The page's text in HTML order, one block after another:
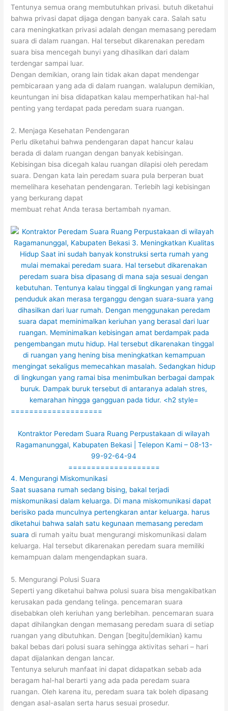
Tentunya semua orang membutuhkan privasi. butuh diketahui
bahwa privasi dapat dijaga dengan banyak cara. Salah satu
cara meningkatkan privasi adalah dengan memasang peredam
suara di dalam ruangan. Hal tersebut dikarenakan peredam
suara bisa mencegah bunyi yang dihasilkan dari dalam
terdengar sampai luar.
Dengan demikian, orang lain tidak akan dapat mendengar
pembicaraan yang ada di dalam ruangan. walalupun demikian,
keuntungan ini bisa didapatkan kalau memperhatikan hal-hal
penting yang terdapat pada peredam suara ruangan.
2. Menjaga Kesehatan Pendengaran
Perlu diketahui bahwa pendengaran dapat hancur kalau
berada di dalam ruangan dengan banyak kebisingan.
Kebisingan bisa dicegah kalau ruangan dilapisi oleh peredam
suara. Dengan kata lain peredam suara pula berperan buat
memelihara kesehatan pendengaran. Terlebih lagi kebisingan
yang berkurang dapat
membuat rehat Anda terasa bertambah nyaman.
====================
Kontraktor Peredam Suara Ruang Perpustakaan di wilayah
Ragamanunggal, Kabupaten Bekasi | Telepon Kami – 08-13-
99-92-64-94
====================
4. Mengurangi Miskomunikasi
Saat suasana rumah sedang bising, bakal terjadi
miskomunikasi dalam keluarga. Di mana miskomunikasi dapat
berisiko pada munculnya pertengkaran antar keluarga. harus
diketahui bahwa salah satu kegunaan memasang peredam
suara di rumah yaitu buat mengurangi miskomunikasi dalam
keluarga. Hal tersebut dikarenakan peredam suara memiliki
kemampuan dalam mengendapkan suara.
5. Mengurangi Polusi Suara
Seperti yang diketahui bahwa polusi suara bisa mengakibatkan
kerusakan pada gendang telinga. pencemaran suara
disebabkan oleh keriuhan yang berlebihan. pencemaran suara
dapat dihilangkan dengan memasang peredam suara di setiap
ruangan yang dibutuhkan. Dengan [begitu|demikian} kamu
bakal bebas dari polusi suara sehingga aktivitas sehari – hari
dapat dijalankan dengan lancar.
Tentunya seluruh manfaat ini dapat didapatkan sebab ada
beragam hal-hal berarti yang ada pada peredam suara
ruangan. Oleh karena itu, peredam suara tak boleh dipasang
dengan asal-asalan serta harus sesuai prosedur.